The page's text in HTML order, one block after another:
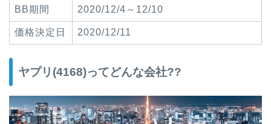
BB期間 2020/12/4～12/10
価格決定日 2020/12/11
ヤプリ(4168)ってどんな会社??